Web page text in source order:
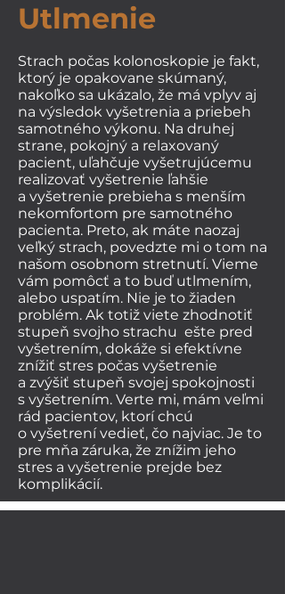
Utlmenie
Strach počas kolonoskopie je fakt,
ktorý je opakovane skúmaný,
nakoľko sa ukázalo, že má vplyv aj
na výsledok vyšetrenia a priebeh
samotného výkonu. Na druhej
strane, pokojný a relaxovaný
pacient, uľahčuje vyšetrujúcemu
realizovať vyšetrenie ľahšie
a vyšetrenie prebieha s menším
nekomfortom pre samotného
pacienta. Preto, ak máte naozaj
veľký strach, povedzte mi o tom na
našom osobnom stretnutí. Vieme
vám pomôcť a to buď utlmením,
alebo uspatím. Nie je to žiaden
problém. Ak totiž viete zhodnotiť
stupeň svojho strachu ešte pred
vyšetrením, dokáže si efektívne
znížiť stres počas vyšetrenie
a zvýšiť stupeň svojej spokojnosti
s vyšetrením. Verte mi, mám veľmi
rád pacientov, ktorí chcú
o vyšetrení vedieť, čo najviac. Je to
pre mňa záruka, že znížim jeho
stres a vyšetrenie prejde bez
komplikácií.